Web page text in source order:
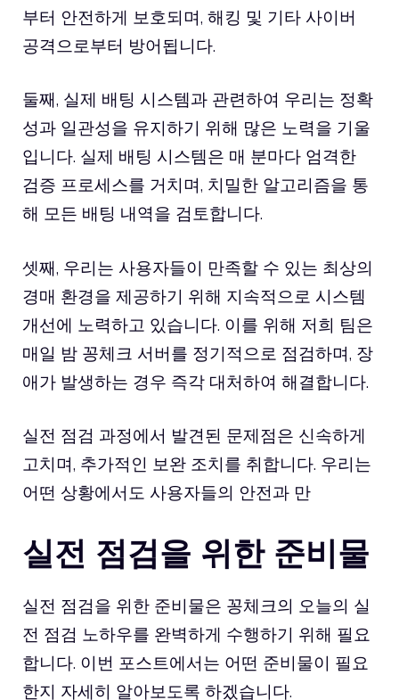
부터 안전하게 보호되며, 해킹 및 기타 사이버
공격으로부터 방어됩니다.
둘째, 실제 배팅 시스템과 관련하여 우리는 정확
성과 일관성을 유지하기 위해 많은 노력을 기울
입니다. 실제 배팅 시스템은 매 분마다 엄격한
검증 프로세스를 거치며, 치밀한 알고리즘을 통
해 모든 배팅 내역을 검토합니다.
셋째, 우리는 사용자들이 만족할 수 있는 최상의
경매 환경을 제공하기 위해 지속적으로 시스템
개선에 노력하고 있습니다. 이를 위해 저희 팀은
매일 밤 꽁체크 서버를 정기적으로 점검하며, 장
애가 발생하는 경우 즉각 대처하여 해결합니다.
실전 점검 과정에서 발견된 문제점은 신속하게
고치며, 추가적인 보완 조치를 취합니다. 우리는
어떤 상황에서도 사용자들의 안전과 만
실전 점검을 위한 준비물
실전 점검을 위한 준비물은 꽁체크의 오늘의 실
전 점검 노하우를 완벽하게 수행하기 위해 필요
합니다. 이번 포스트에서는 어떤 준비물이 필요
한지 자세히 알아보도록 하겠습니다.